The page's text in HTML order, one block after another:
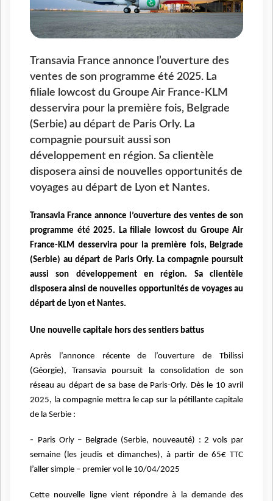
Transavia France annonce l’ouverture des
ventes de son programme été 2025. La
filiale lowcost du Groupe Air France-KLM
desservira pour la première fois, Belgrade
(Serbie) au départ de Paris Orly. La
compagnie poursuit aussi son
développement en région. Sa clientèle
disposera ainsi de nouvelles opportunités de
voyages au départ de Lyon et Nantes.
Transavia France annonce l’ouverture des ventes de son
programme été 2025. La filiale lowcost du Groupe Air
France-KLM desservira pour la première fois, Belgrade
(Serbie) au départ de Paris Orly. La compagnie poursuit
aussi son développement en région. Sa clientèle
disposera ainsi de nouvelles opportunités de voyages au
départ de Lyon et Nantes.
Une nouvelle capitale hors des sentiers battus
Après l’annonce récente de l’ouverture de Tbilissi
(Géorgie), Transavia poursuit la consolidation de son
réseau au départ de sa base de Paris-Orly. Dès le 10 avril
2025, la compagnie mettra le capsur la pétillante capitale
de la Serbie :
- Paris Orly – Belgrade (Serbie, nouveauté) : 2 vols par
semaine (les jeudis et dimanches),à partir de 65€ TTC
l’aller simple – premier vol le 10/04/2025
Cette nouvelle ligne vient répondre à la demande des